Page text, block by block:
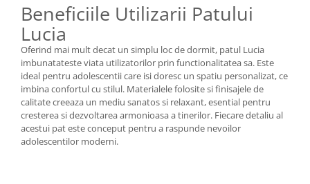
Beneficiile Utilizarii Patului
Lucia
Oferind mai mult decat un simplu loc de dormit, patul Lucia
imbunatateste viata utilizatorilor prin functionalitatea sa. Este
ideal pentru adolescentii care isi doresc un spatiu personalizat, ce
imbina confortul cu stilul. Materialele folosite si finisajele de
calitate creeaza un mediu sanatos si relaxant, esential pentru
cresterea si dezvoltarea armonioasa a tinerilor. Fiecare detaliu al
acestui pat este conceput pentru a raspunde nevoilor
adolescentilor moderni.